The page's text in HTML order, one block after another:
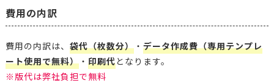
費用の内訳
費用の内訳は、 袋代（枚数分）・ データ作成費（専用テンプレ
ート使用で無料）・ 印刷代となります。
※版代は弊社負担で無料